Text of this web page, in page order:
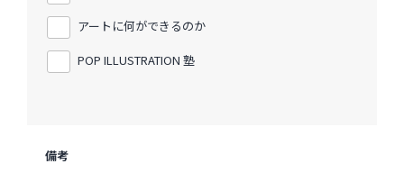
アートに何ができるのか
POP ILLUSTRATION 塾
備考